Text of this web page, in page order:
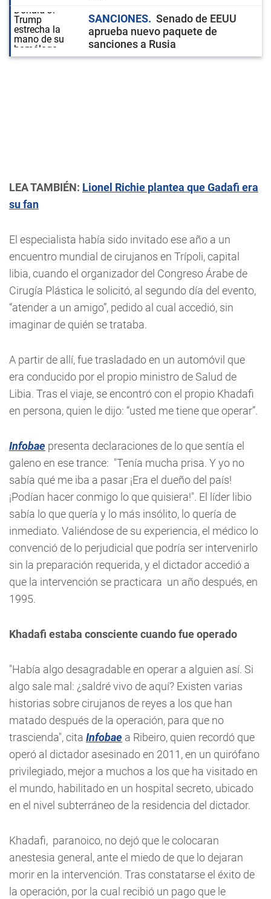
SANCIONES
Senado de EEUU
aprueba nuevo paquete de
sanciones a Rusia
LEA TAMBIÉN: Lionel Richie plantea que Gadafi era
su fan
El especialista había sido invitado ese año a un
encuentro mundial de cirujanos en Trípoli, capital
libia, cuando el organizador del Congreso Árabe de
Cirugía Plástica le solicitó, al segundo día del evento,
“atender a un amigo”, pedido al cual accedió, sin
imaginar de quién se trataba.
A partir de allí, fue trasladado en un automóvil que
era conducido por el propio ministro de Salud de
Libia. Tras el viaje, se encontró con el propio Khadafi
en persona, quien le dijo: “usted me tiene que operar”.
Infobae presenta declaraciones de lo que sentía el
galeno en ese trance: "Tenía mucha prisa. Y yo no
sabía qué me iba a pasar ¡Era el dueño del país!
¡Podían hacer conmigo lo que quisiera!". El líder libio
sabía lo que quería y lo más insólito, lo quería de
inmediato. Valiéndose de su experiencia, el médico lo
convenció de lo perjudicial que podría ser intervenirlo
sin la preparación requerida, y el dictador accedió a
que la intervención se practicara un año después, en
1995.
Khadafi estaba consciente cuando fue operado
"Había algo desagradable en operar a alguien así. Si
algo sale mal: ¿saldré vivo de aquí? Existen varias
historias sobre cirujanos de reyes a los que han
matado después de la operación, para que no
trascienda", cita Infobae a Ribeiro, quien recordó que
operó al dictador asesinado en 2011, en un quirófano
privilegiado, mejor a muchos a los que ha visitado en
el mundo, habilitado en un hospital secreto, ubicado
en el nivel subterráneo de la residencia del dictador.
Khadafi, paranoico, no dejó que le colocaran
anestesia general, ante el miedo de que lo dejaran
morir en la intervención. Tras constatarse el éxito de
la operación, por la cual recibió un pago que le